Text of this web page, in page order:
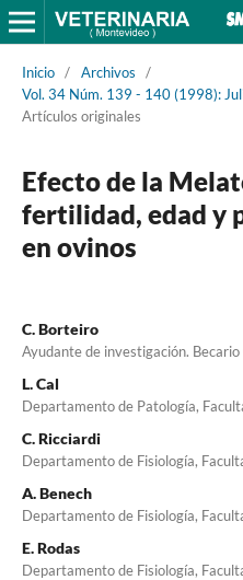
Inicio / Archivos
/
Vol. 34 Núm. 139 - 140 (1998):
Artículos originales
Efecto de la
fertilidad, edad y
en ovinos
C. Borteiro
Ayudante de investigación.
L. Cal
Departamento de Patología,
C. Ricciardi
Departamento de Fisiología,
A. Benech
Departamento de Fisiología,
E. Rodas
Departamento de Fisiología,